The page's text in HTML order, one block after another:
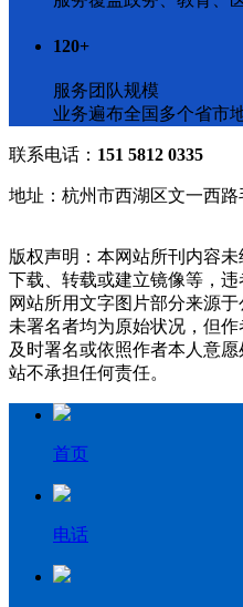
120+
服务团队规模
业务遍布全国多个省市
联系电话： 151 5812 0335
地址：杭州市西湖区文一西
版权声明：本网站所刊内容
下载、转载或建立镜像等，
网站所用文字图片部分来源
未署名者均为原始状况，但
及时署名或依照作者本人意
站不承担任何责任。
首页
电话